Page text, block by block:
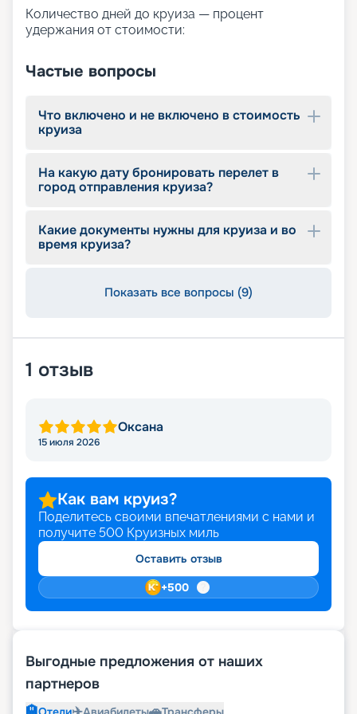
Количество дней до круиза — процент
удержания от стоимости:
Частые вопросы
Что включено и не включено в стоимость
круиза
На какую дату бронировать перелет в
город отправления круиза?
Какие документы нужны для круиза и во
время круиза?
Показать все вопросы (9)
1 отзыв
Оксана
15 июля 2026
Как вам круиз?
Поделитесь своими впечатлениями с нами и
получите 500 Круизных миль
Оставить отзыв
+500
Выгодные предложения от наших
партнеров